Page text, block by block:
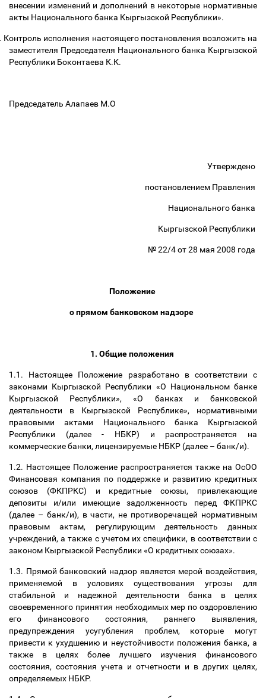
внесении изменений и дополнений в некоторые нормативные
акты Национального банка Кыргызской Республики».
Контроль исполнения настоящего постановления возложить на
заместителя Председателя Национального банка Кыргызской
Республики Боконтаева К.К.
Председатель Алапаев М.О
Утверждено
постановлением Правления
Национального банка
Кыргызской Республики
№ 22/4 от 28 мая 2008 года
Положение
о прямом банковском надзоре
1. Общие положения
1.1. Настоящее Положение разработано в соответствии с
законами Кыргызской Республики «О Национальном банке
Кыргызской Республики», «О банках и банковской
деятельности в Кыргызской Республике», нормативными
правовыми актами Национального банка Кыргызской
Республики (далее - НБКР) и распространяется на
коммерческие банки, лицензируемые НБКР (далее – банк/и).
1.2. Настоящее Положение распространяется также на ОсОО
Финансовая компания по поддержке и развитию кредитных
союзов (ФКПРКС) и кредитные союзы, привлекающие
депозиты и/или имеющие задолженность перед ФКПРКС
(далее – банк/и), в части, не противоречащей нормативным
правовым актам, регулирующим деятельность данных
учреждений, а также с учетом их специфики, в соответствии с
законом Кыргызской Республики «О кредитных союзах».
1.3. Прямой банковский надзор является мерой воздействия,
применяемой в условиях существования угрозы для
стабильной и надежной деятельности банка в целях
своевременного принятия необходимых мер по оздоровлению
его финансового состояния, раннего выявления,
предупреждения усугубления проблем, которые могут
привести к ухудшению и неустойчивости положения банка, а
также в целях более лучшего изучения финансового
состояния, состояния учета и отчетности и в других целях,
определяемых НБКР.